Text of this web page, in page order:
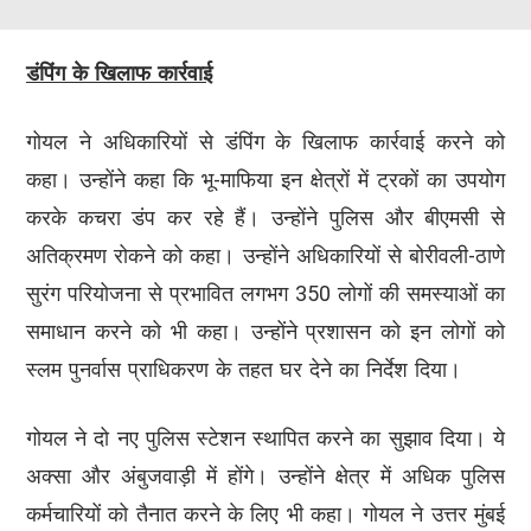
डंपिंग के खिलाफ कार्रवाई
गोयल ने अधिकारियों से डंपिंग के खिलाफ कार्रवाई करने को
कहा। उन्होंने कहा कि भू-माफिया इन क्षेत्रों में ट्रकों का उपयोग
करके कचरा डंप कर रहे हैं। उन्होंने पुलिस और बीएमसी से
अतिक्रमण रोकने को कहा। उन्होंने अधिकारियों से बोरीवली-ठाणे
सुरंग परियोजना से प्रभावित लगभग 350 लोगों की समस्याओं का
समाधान करने को भी कहा। उन्होंने प्रशासन को इन लोगों को
स्लम पुनर्वास प्राधिकरण के तहत घर देने का निर्देश दिया।
गोयल ने दो नए पुलिस स्टेशन स्थापित करने का सुझाव दिया। ये
अक्सा और अंबुजवाड़ी में होंगे। उन्होंने क्षेत्र में अधिक पुलिस
कर्मचारियों को तैनात करने के लिए भी कहा। गोयल ने उत्तर मुंबई